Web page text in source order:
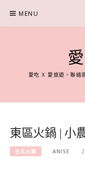
content
MENU
愛吃 X 愛旅遊。聯絡
東區火鍋 | 小
台北火鍋 ANISE